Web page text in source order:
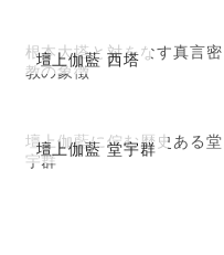
壇上伽藍 西塔
根本大塔と対をなす真言密
教の象徴
壇上伽藍 堂宇群
壇上伽藍に佇む歴史ある堂
宇群